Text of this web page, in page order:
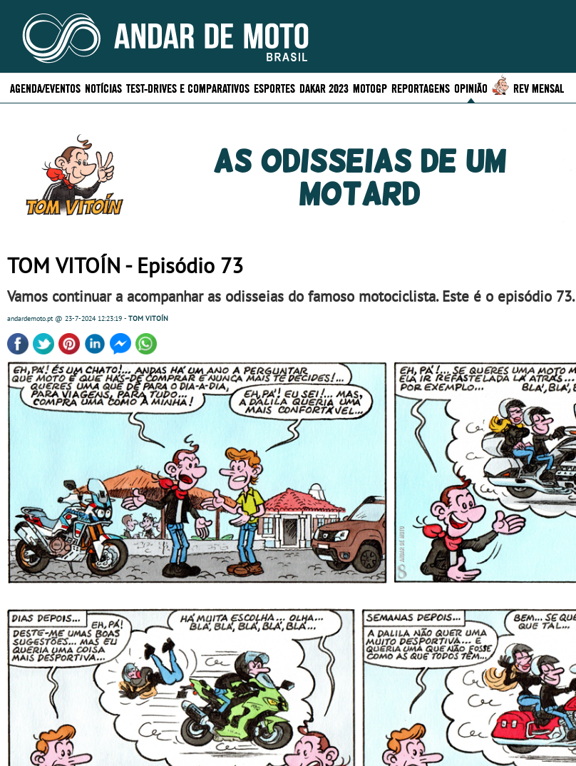
AGENDA/EVENTOS NOTÍCIAS TEST-DRIVES E COMPARATIVOS ESPORTES DAKAR 2023 MOTOGP REPORTAGENS OPINIÃO REV MENSAL
As odisseias de um
motard
TOM VITOÍN - Episódio 73
Vamos continuar a acompanhar as odisseias do famoso motociclista. Este é o episódio 73.
andardemoto.pt@ 23-7-202412:23:19 - TOM VITOÍN